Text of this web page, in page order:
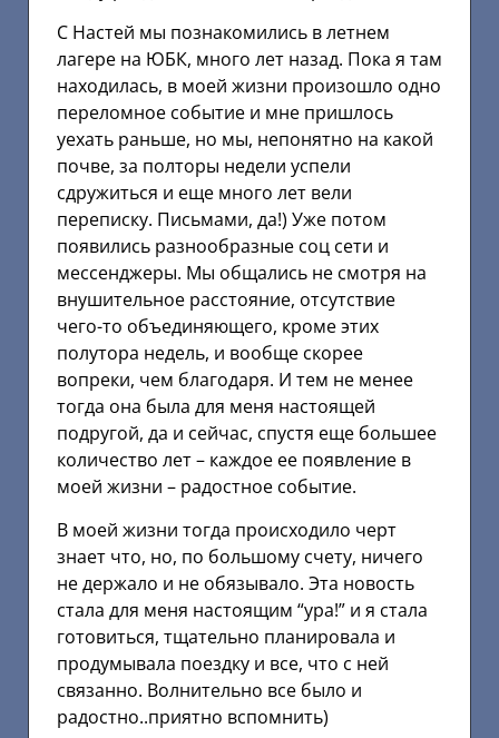
С Настей мы познакомились в летнем
лагере на ЮБК, много лет назад. Пока я там
находилась, в моей жизни произошло одно
переломное событие и мне пришлось
уехать раньше, но мы, непонятно на какой
почве, за полторы недели успели
сдружиться и еще много лет вели
переписку. Письмами, да!) Уже потом
появились разнообразные соц сети и
мессенджеры. Мы общались не смотря на
внушительное расстояние, отсутствие
чего-то объединяющего, кроме этих
полутора недель, и вообще скорее
вопреки, чем благодаря. И тем не менее
тогда она была для меня настоящей
подругой, да и сейчас, спустя еще большее
количество лет – каждое ее появление в
моей жизни – радостное событие.
В моей жизни тогда происходило черт
знает что, но, по большому счету, ничего
не держало и не обязывало. Эта новость
стала для меня настоящим “ура!” и я стала
готовиться, тщательно планировала и
продумывала поездку и все, что с ней
связанно. Волнительно все было и
радостно..приятно вспомнить)